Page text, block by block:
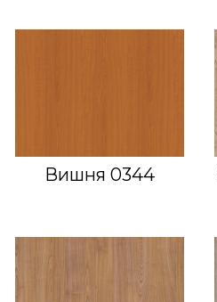
Вишня 0344